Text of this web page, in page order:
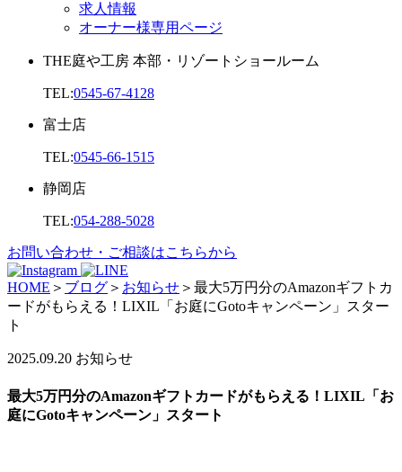
求人情報
オーナー様専用ページ
THE庭や工房 本部・リゾートショールーム
TEL:0545-67-4128
富士店
TEL:0545-66-1515
静岡店
TEL:054-288-5028
お問い合わせ・ご相談はこちらから
HOME ＞ ブログ ＞ お知らせ ＞ 最大5万円分のAmazonギフトカ
ードがもらえる！LIXIL「お庭にGotoキャンペーン」スター
ト
2025.09.20 お知らせ
最大5万円分のAmazonギフトカードがもらえる！LIXIL「お
庭にGotoキャンペーン」スタート